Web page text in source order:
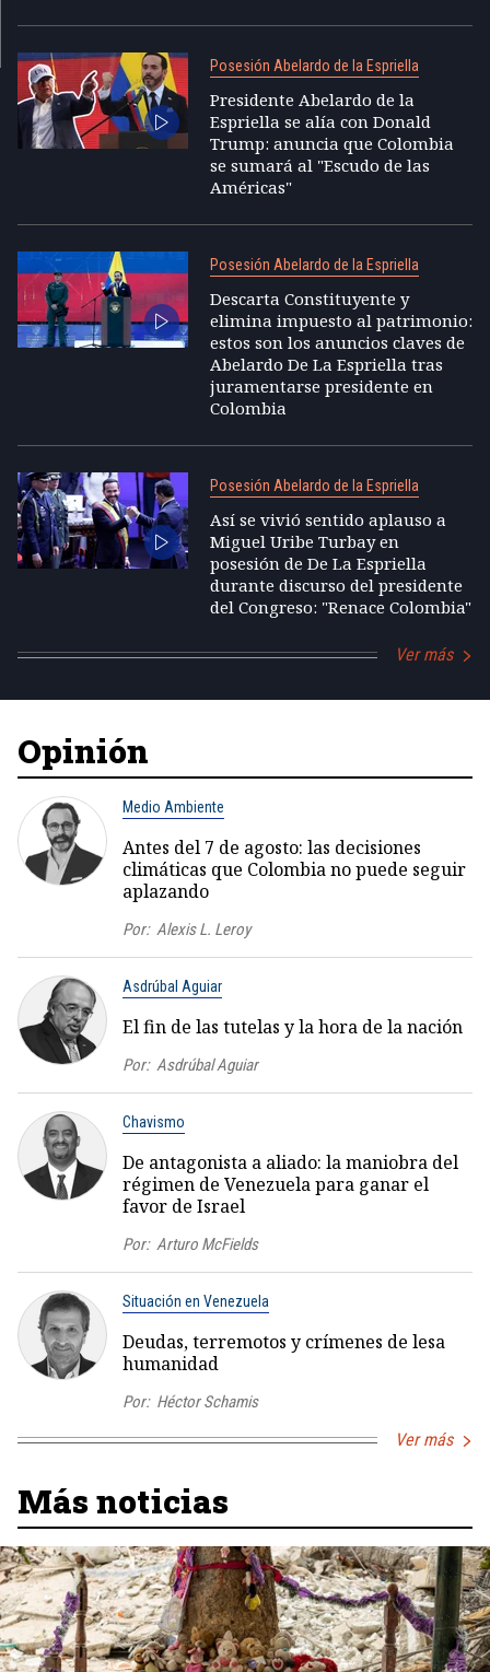
Posesión Abelardo de la Espriella
Presidente Abelardo de la
Espriella se alía con Donald
Trump: anuncia que Colombia
se sumará al "Escudo de las
Américas"
Posesión Abelardo de la Espriella
Descarta Constituyente y
elimina impuesto al patrimonio:
estos son los anuncios claves de
Abelardo De La Espriella tras
juramentarse presidente en
Colombia
Posesión Abelardo de la Espriella
Así se vivió sentido aplauso a
Miguel Uribe Turbay en
posesión de De La Espriella
durante discurso del presidente
del Congreso: "Renace Colombia"
Ver más
Opinión
Medio Ambiente
Antes del 7 de agosto: las decisiones
climáticas que Colombia no puede seguir
aplazando
Por: Alexis L. Leroy
Asdrúbal Aguiar
El fin de las tutelas y la hora de la nación
Por: Asdrúbal Aguiar
Chavismo
De antagonista a aliado: la maniobra del
régimen de Venezuela para ganar el
favor de Israel
Por: Arturo McFields
Situación en Venezuela
Deudas, terremotos y crímenes de lesa
humanidad
Por: Héctor Schamis
Ver más
Más noticias